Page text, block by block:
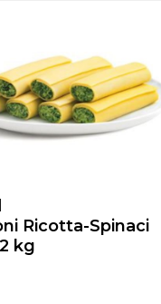
Ricotta-Spinaci
kg